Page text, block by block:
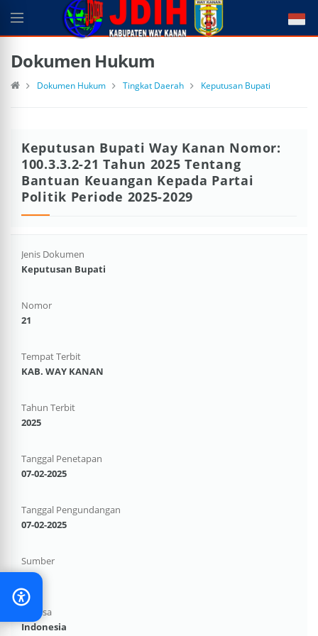
Dokumen Hukum
Dokumen Hukum Tingkat Daerah Keputusan Bupati
Keputusan Bupati Way Kanan Nomor:
100.3.3.2-21 Tahun 2025 Tentang
Bantuan Keuangan Kepada Partai
Politik Periode 2025-2029
Jenis Dokumen
Keputusan Bupati
Nomor
21
Tempat Terbit
KAB. WAY KANAN
Tahun Terbit
2025
Tanggal Penetapan
07-02-2025
Tanggal Pengundangan
07-02-2025
Sumber
-
Bahasa
Indonesia